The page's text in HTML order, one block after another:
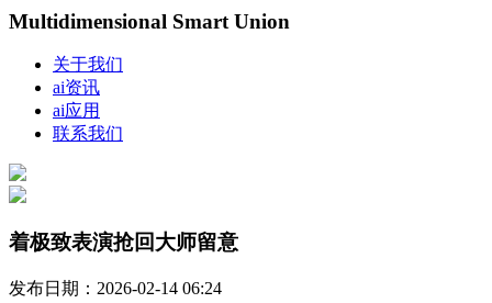
Multidimensional Smart Union
关于我们
ai资讯
ai应用
联系我们
着极致表演抢回大师留意
发布日期：2026-02-14 06:24